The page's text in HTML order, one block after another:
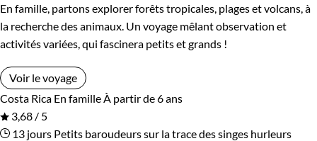
En famille, partons explorer forêts tropicales, plages et volcans, à
la recherche des animaux. Un voyage mêlant observation et
activités variées, qui fascinera petits et grands !
Voir le voyage
Costa Rica En famille À partir de 6 ans
3,68 / 5
13 jours Petits baroudeurs sur la trace des singes hurleurs